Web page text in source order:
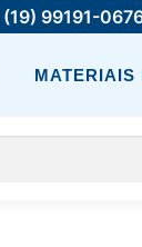
(19) 99191-
MATERIAIS